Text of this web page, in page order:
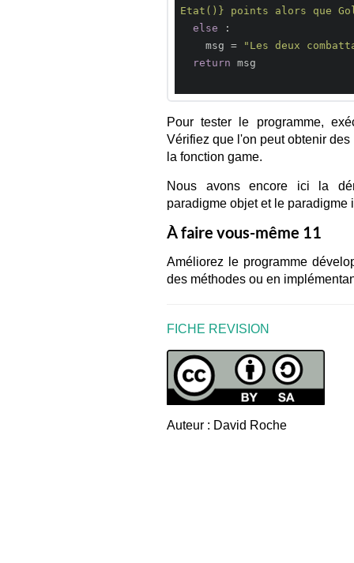
Etat()} points alors que
else :
    msg =
"Les deux
return msg
Pour tester le programme,
Vérifiez que l'on peut obtenir
la fonction game.
Nous avons encore ici la
paradigme objet et le paradigme
À faire vous-même 11
Améliorez le programme
des méthodes ou en
FICHE REVISION
Auteur : David Roche